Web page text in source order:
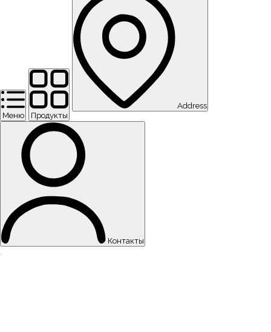
Меню Продукты
Address
Контакты